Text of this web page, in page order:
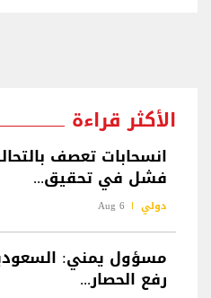
الأكثر قراءة
انسحابات تعصف
فشل في تحقيق...
دولي 6 Aug
مسؤول يمني:
رفع الحصار...